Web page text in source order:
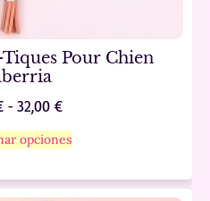
Pour Chien
- 32,00 €
opciones